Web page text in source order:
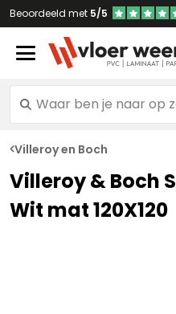
Beoordeeld met 5/5
Villeroy en Boch
Villeroy & Boch
Wit mat 120X120